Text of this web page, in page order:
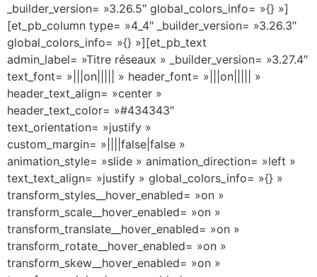
_builder_version= »3.26.5″ global_colors_info= »{} »]
[et_pb_column type= »4_4″ _builder_version= »3.26.3″
global_colors_info= »{} »][et_pb_text
admin_label= »Titre réseaux » _builder_version= »3.27.4″
text_font= »|||on||||| » header_font= »|||on||||| »
header_text_align= »center »
header_text_color= »#434343″
text_orientation= »justify »
custom_margin= »||||false|false »
animation_style= »slide » animation_direction= »left »
text_text_align= »justify » global_colors_info= »{} »
transform_styles__hover_enabled= »on »
transform_scale__hover_enabled= »on »
transform_translate__hover_enabled= »on »
transform_rotate__hover_enabled= »on »
transform_skew__hover_enabled= »on »